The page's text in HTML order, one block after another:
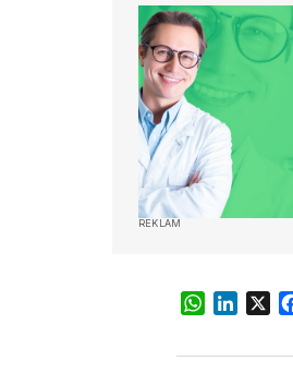
REKLAM
WhatsApp
X